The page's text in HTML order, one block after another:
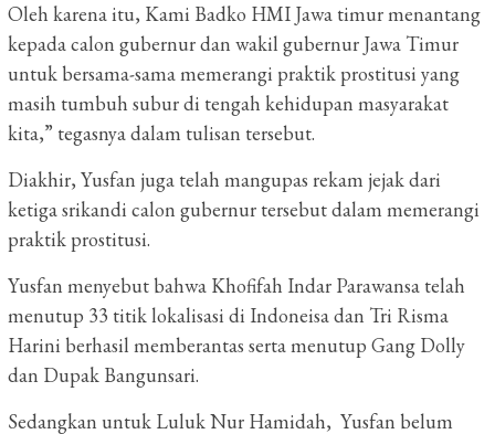
Oleh karena itu, Kami Badko HMI Jawa timur menantang
kepada calon gubernur dan wakil gubernur Jawa Timur
untuk bersama-sama memerangi praktik prostitusi yang
masih tumbuh subur di tengah kehidupan masyarakat
kita,” tegasnya dalam tulisan tersebut.
Diakhir, Yusfan juga telah mangupas rekam jejak dari
ketiga srikandi calon gubernur tersebut dalam memerangi
praktik prostitusi.
Yusfan menyebut bahwa Khofifah Indar Parawansa telah
menutup 33 titik lokalisasi di Indoneisa dan Tri Risma
Harini berhasil memberantas serta menutup Gang Dolly
dan Dupak Bangunsari.
Sedangkan untuk Luluk Nur Hamidah, Yusfan belum